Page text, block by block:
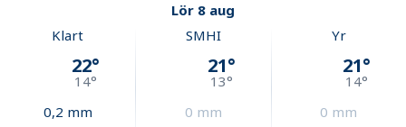
Lör 8 aug
Klart
22°
14°
0,2 mm
SMHI
21°
13°
0 mm
Yr
21°
14°
0 mm